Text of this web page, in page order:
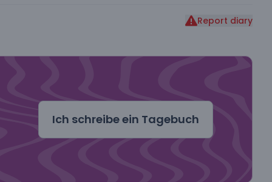
Report diary
Ich schreibe ein Tagebuch